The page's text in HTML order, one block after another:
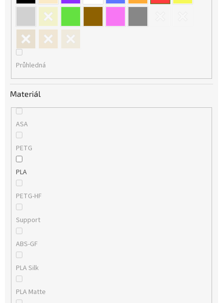
Průhledná
Materiál
ASA
PETG
PLA
PETG-HF
Support
ABS-GF
PLA Silk
PLA Matte